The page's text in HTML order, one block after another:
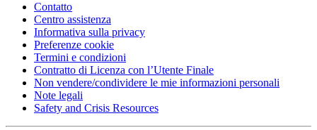
Contatto
Centro assistenza
Informativa sulla privacy
Preferenze cookie
Termini e condizioni
Contratto di Licenza con l’Utente Finale
Non vendere/condividere le mie informazioni personali
Note legali
Safety and Crisis Resources